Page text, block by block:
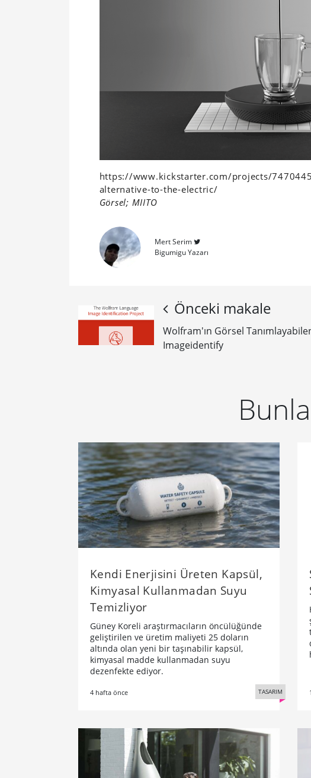
https://www.kickstarter.com/projects/
alternative-to-the-electric/
Görsel; MIITO
Mert Serim
Bigumigu Yazarı
Önceki makale
Wolfram'ın Görsel
Imageidentify
Kendi Enerjisini Üreten Kapsül,
Kimyasal Kullanmadan Suyu
Temizliyor
Güney Koreli araştırmacıların öncülüğünde
geliştirilen ve üretim maliyeti 25 doların
altında olan yeni bir taşınabilir kapsül,
kimyasal madde kullanmadan suyu
dezenfekte ediyor.
4 hafta önce TASARIM